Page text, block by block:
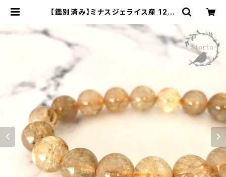
【鑑別済み】ミナスジェライス産 12m
toria